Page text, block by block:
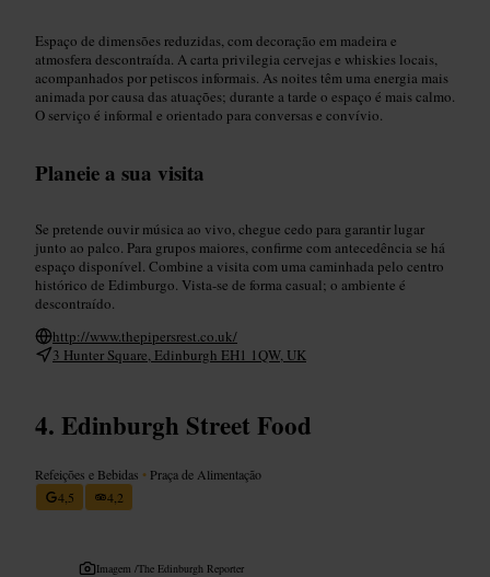
Espaço de dimensões reduzidas, com decoração em madeira e
atmosfera descontraída. A carta privilegia cervejas e whiskies locais,
acompanhados por petiscos informais. As noites têm uma energia mais
animada por causa das atuações; durante a tarde o espaço é mais calmo.
O serviço é informal e orientado para conversas e convívio.
Planeie a sua visita
Se pretende ouvir música ao vivo, chegue cedo para garantir lugar
junto ao palco. Para grupos maiores, confirme com antecedência se há
espaço disponível. Combine a visita com uma caminhada pelo centro
histórico de Edimburgo. Vista-se de forma casual; o ambiente é
descontraído.
http://www.thepipersrest.co.uk/
3 Hunter Square, Edinburgh EH1 1QW, UK
Edinburgh Street Food
Refeições e Bebidas • Praça de Alimentação
4,5
4,2
Imagem /The Edinburgh Reporter